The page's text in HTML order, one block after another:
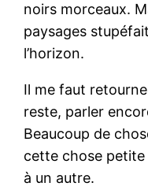
noirs morceaux.
paysages
l’horizon.
Il me faut
reste, parler
Beaucoup de
cette chose petite
à un autre.